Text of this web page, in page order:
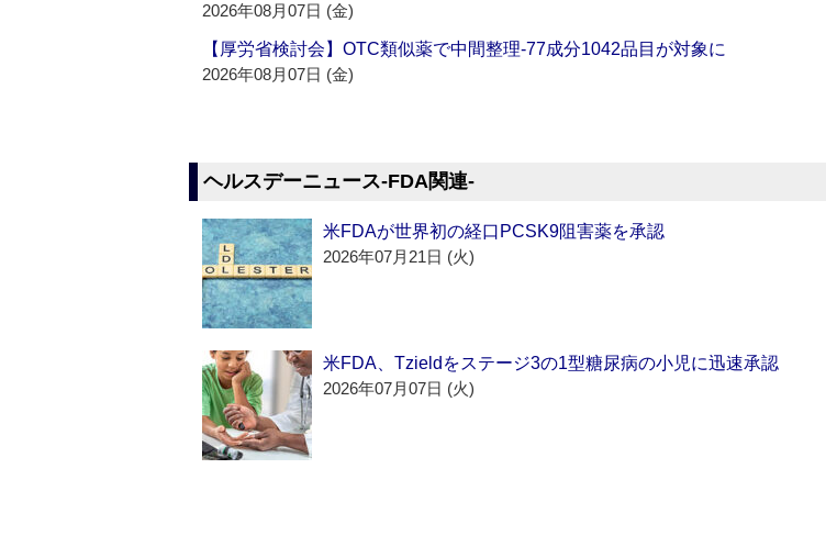
2026年08月07日 (金)
【厚労省検討会】OTC類似薬で中間整理‐77成分1042品目が対象に
2026年08月07日 (金)
ヘルスデーニュース‐FDA関連‐
米FDAが世界初の経口PCSK9阻害薬を承認
2026年07月21日 (火)
米FDA、Tzieldをステージ3の1型糖尿病の小児に迅速承認
2026年07月07日 (火)